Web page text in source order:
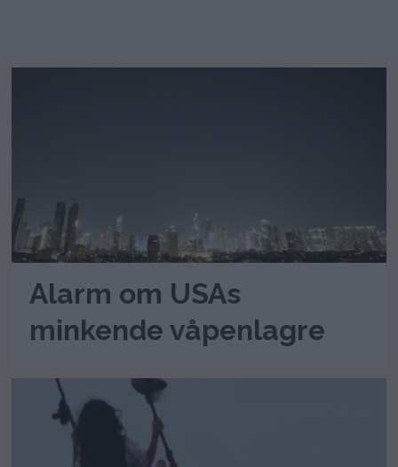
Alarm om USAs
minkende våpenlagre